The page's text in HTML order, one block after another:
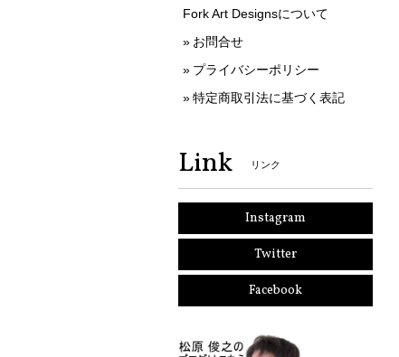
Fork Art Designsについて
お問合せ
プライバシーポリシー
特定商取引法に基づく表記
Link リンク
Instagram
Twitter
Facebook